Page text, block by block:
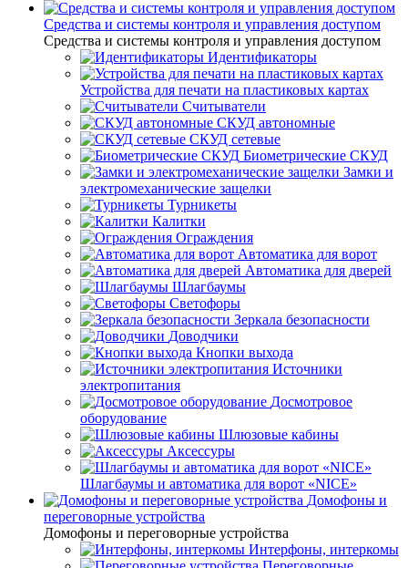
Средства и системы контроля и управления доступом
Средства и системы контроля и управления доступом
Идентификаторы
Устройства для печати на пластиковых картах
Считыватели
СКУД автономные
СКУД сетевые
Биометрические СКУД
Замки и
электромеханические защелки
Турникеты
Калитки
Ограждения
Автоматика для ворот
Автоматика для дверей
Шлагбаумы
Светофоры
Зеркала безопасности
Доводчики
Кнопки выхода
Источники
электропитания
Досмотровое
оборудование
Шлюзовые кабины
Аксессуры
Шлагбаумы и автоматика для ворот «NICE»
Домофоны и
переговорные устройства
Домофоны и переговорные устройства
Интерфоны, интеркомы